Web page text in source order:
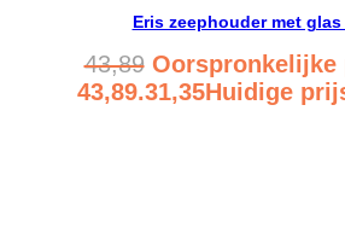
Eris zeephouder met
43,89 Oorspronkelijke
43,89.31,35Huidige